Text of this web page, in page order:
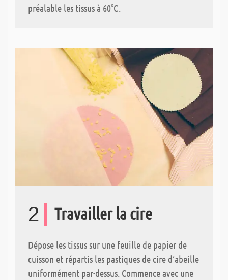
préalable les tissus à 60°C.
2 Travailler la cire
Dépose les tissus sur une feuille de papier de
cuisson et répartis les pastiques de cire d‘abeille
uniformément par-dessus. Commence avec une